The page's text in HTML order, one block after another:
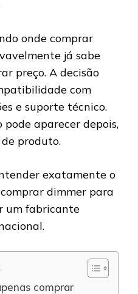
onde comprar
já sabe
preço. A decisão
com
e suporte técnico.
pode aparecer depois,
produto.
exatamente o
dimmer para
um fabricante
comprar